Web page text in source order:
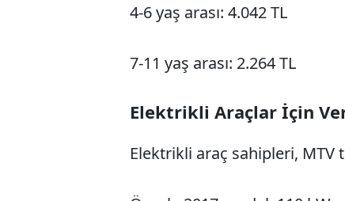
4-6 yaş arası: 4.042 TL
7-11 yaş arası: 2.264 TL
Elektrikli Araçlar İçin
Elektrikli araç sahipleri, MTV